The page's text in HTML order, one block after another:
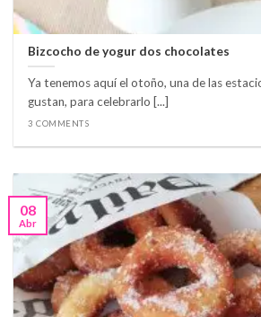
Bizcocho de yogur dos chocolates
Ya tenemos aquí el otoño, una de las
gustan, para celebrarlo [...]
3 COMMENTS
08
Abr